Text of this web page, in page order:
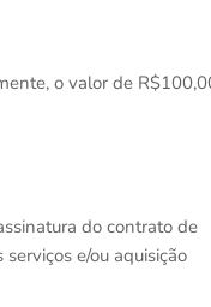
o valor de
do contrato de
e/ou aquisição